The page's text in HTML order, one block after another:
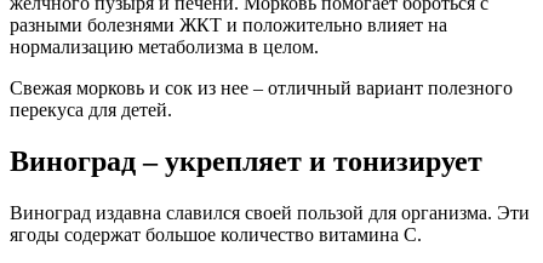
разными болезнями ЖКТ и положительно влияет на
нормализацию метаболизма в целом.
Свежая морковь и сок из нее – отличный вариант полезного
перекуса для детей.
Виноград – укрепляет и тонизирует
Виноград издавна славился своей пользой для организма. Эти
ягоды содержат большое количество витамина С.